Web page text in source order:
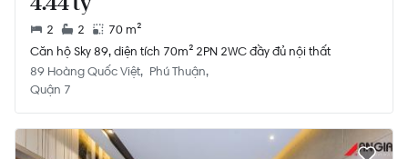
4.44 tỷ
2 2
70 m²
Căn hộ Sky 89, diện tích 70m² 2PN 2WC đầy đủ nội thất
89 Hoàng Quốc Việt
Phú Thuận
Quận 7